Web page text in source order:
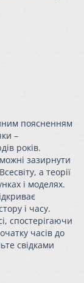
поясненням
–
років.
зазирнути
а теорії
і моделях.
і часу.
спостерігаючи
часів до
свідками